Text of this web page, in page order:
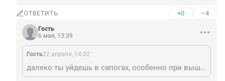
ОТВЕТИТЬ +0 –4
Гость
6 мая, 13:39
Гость22 апреля, 14:32
далеко ты уйдешь в сапогах, особенно при выше плюс 10. Сразу видно- в лесу ты редкий гость. Встречаю иногда в лесу людей практически в костюмах "космонавта". Они и есть первые жертвы клещей. Чем больше ты замотан, тем труднее уследить, куда клещ залезет. Одеваться надо по погоде, чтобы не тяжело и не жарко. А лучшая защита- репелент и прививки